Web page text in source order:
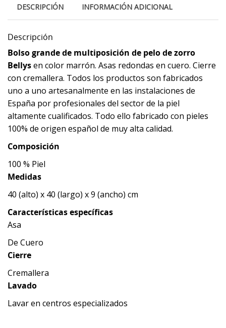
DESCRIPCIÓN INFORMACIÓN ADICIONAL
Descripción
Bolso grande de multiposición de pelo de zorro
Bellysen color marrón. Asas redondas en cuero. Cierre
con cremallera. Todos los productos son fabricados
uno a uno artesanalmente en las instalaciones de
España por profesionales del sector de la piel
altamente cualificados. Todo ello fabricado con pieles
100% de origen español de muy alta calidad.
Composición
100 % Piel
Medidas
40 (alto) x 40 (largo) x 9 (ancho) cm
Características específicas
Asa
De Cuero
Cierre
Cremallera
Lavado
Lavar en centros especializados